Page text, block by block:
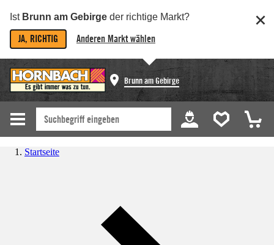
Ist Brunn am Gebirge der richtige Markt?
JA, RICHTIG Anderen Markt wählen
Brunn am Gebirge
Startseite